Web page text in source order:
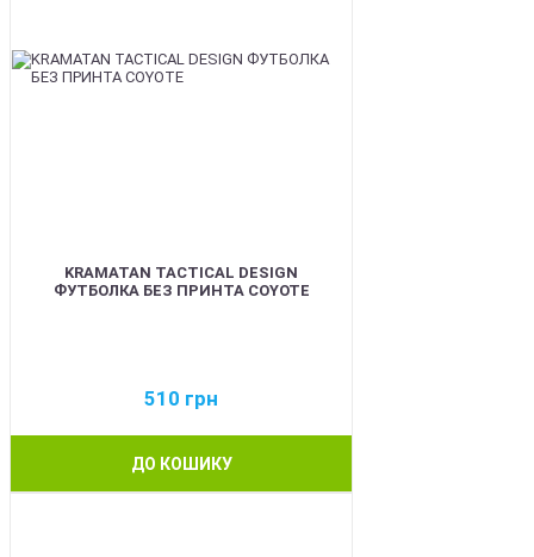
KRAMATAN TACTICAL DESIGN
ФУТБОЛКА БЕЗ ПРИНТА COYOTE
510 грн
ДО КОШИКУ